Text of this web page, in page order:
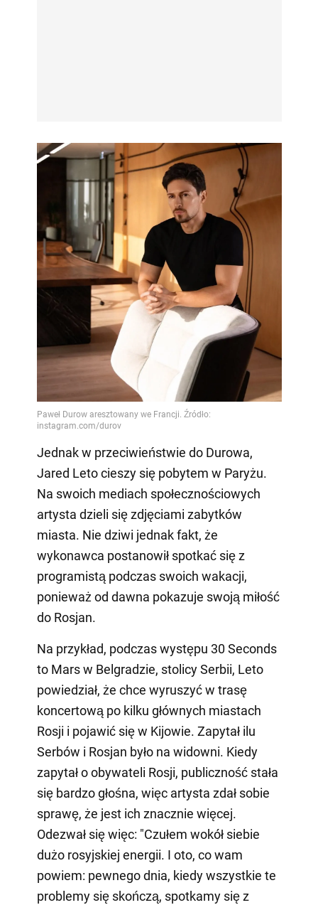
Jednak w przeciwieństwie do Durowa,
Jared Leto cieszy się pobytem w Paryżu.
Na swoich mediach społecznościowych
artysta dzieli się zdjęciami zabytków
miasta. Nie dziwi jednak fakt, że
wykonawca postanowił spotkać się z
programistą podczas swoich wakacji,
ponieważ od dawna pokazuje swoją miłość
do Rosjan.
Na przykład, podczas występu 30 Seconds
to Mars w Belgradzie, stolicy Serbii, Leto
powiedział, że chce wyruszyć w trasę
koncertową po kilku głównych miastach
Rosji i pojawić się w Kijowie. Zapytał ilu
Serbów i Rosjan było na widowni. Kiedy
zapytał o obywateli Rosji, publiczność stała
się bardzo głośna, więc artysta zdał sobie
sprawę, że jest ich znacznie więcej.
Odezwał się więc: "Czułem wokół siebie
dużo rosyjskiej energii. I oto, co wam
powiem: pewnego dnia, kiedy wszystkie te
problemy się skończą, spotkamy się z